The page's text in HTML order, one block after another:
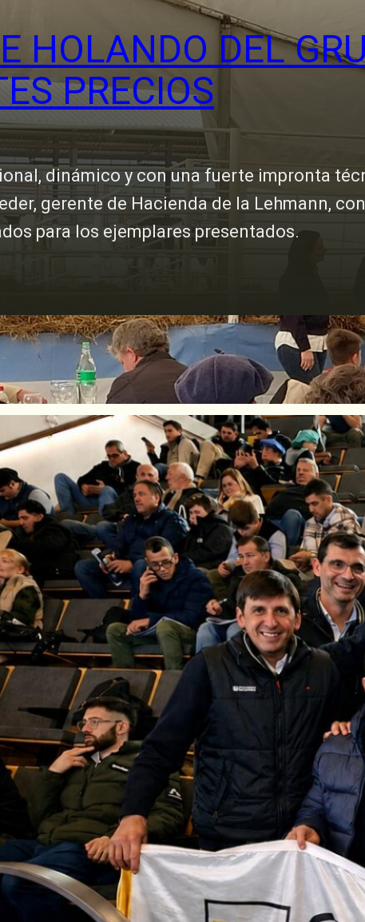
HOLANDO DEL
PRECIOS
dinámico y con una fuerte impronta
gerente de Hacienda de la Lehmann,
para los ejemplares presentados.
precios y un ambiente de alto nivel
Lehmannvolvió a ser protagonista de una
Se trata delGran Remate Holando
delGrupo Chiavassa, en la
vacas en producción de primer nivel.
y referentes del sector, le dieron
en claro la potencia de la alianza entre
ambiente fue inmejorable: profesional,
trasladó también a la pista, donde el
de la Lehmann, condujo la subasta
para los ejemplares presentados.
, uno de los titulares de la firma, no
los animales subastados. “Fue un remate
de nivel donde hoy estamos con un
Incluso, se subastaron vacas que ya
señaló.
el trabajo de base que respalda esa
proceso de selección genética de muchos
y con lactancias que van desde
garantía sanitaria, ya que nunca
Y al ser vacas paridas, de primer,
del comprador y seguir produciendo